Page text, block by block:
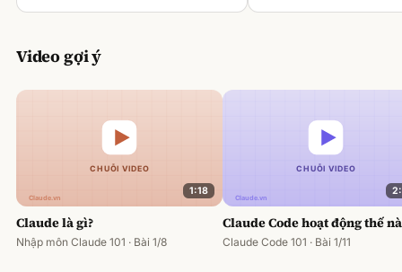
Video gợi ý
1:18
Claude là gì?
Nhập môn Claude 101 · Bài 1/8
Claude Code hoạt động thế
Claude Code 101 · Bài 1/11